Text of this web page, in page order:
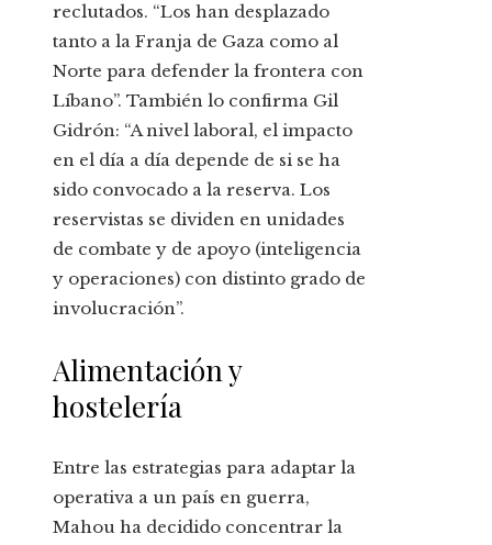
reclutados. “Los han desplazado
tanto a la Franja de Gaza como al
Norte para defender la frontera con
Líbano”. También lo confirma Gil
Gidrón: “A nivel laboral, el impacto
en el día a día depende de si se ha
sido convocado a la reserva. Los
reservistas se dividen en unidades
de combate y de apoyo (inteligencia
y operaciones) con distinto grado de
involucración”.
Alimentación y
hostelería
Entre las estrategias para adaptar la
operativa a un país en guerra,
Mahou ha decidido concentrar la